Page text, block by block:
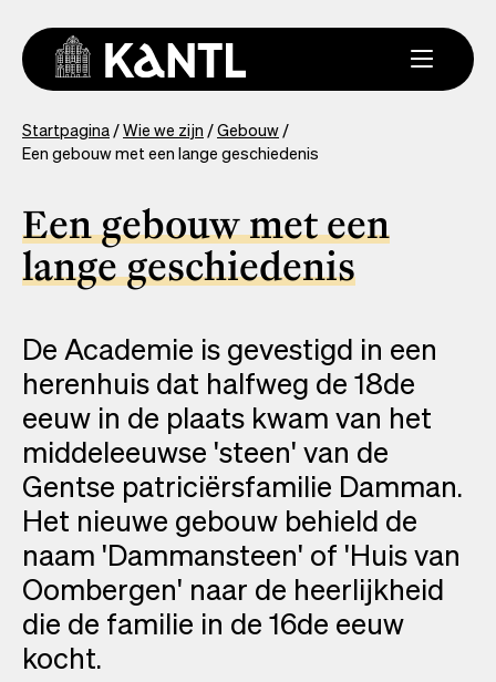
naar
inhoud
gaan
You
are
Startpagina Wie we zijn Gebouw
Een gebouw met een lange geschiedenis
Een gebouw met een
lange geschiedenis
De Academie is gevestigd in een
herenhuis dat halfweg de 18de
eeuw in de plaats kwam van het
middeleeuwse 'steen' van de
Gentse patriciërsfamilie Damman.
Het nieuwe gebouw behield de
naam 'Dammansteen' of 'Huis van
Oombergen' naar de heerlijkheid
die de familie in de 16de eeuw
kocht.